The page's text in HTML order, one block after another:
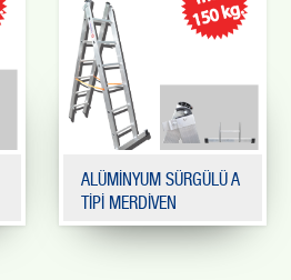
ALÜMİNYUM SÜRGÜLÜ A
TİPİ MERDİVEN